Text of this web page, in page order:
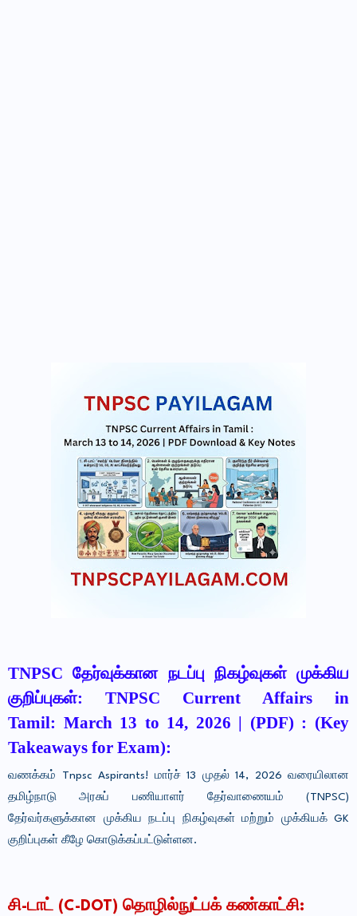
TNPSC தேர்வுக்கான நடப்பு நிகழ்வுகள் முக்கிய
குறிப்புகள்: TNPSC Current Affairs in
Tamil: March 13 to 14, 2026 | (PDF) : (Key
Takeaways for Exam):
வணக்கம் Tnpsc Aspirants! மார்ச் 13 முதல் 14, 2026 வரையிலான
தமிழ்நாடு அரசுப் பணியாளர் தேர்வாணையம் (TNPSC)
தேர்வர்களுக்கான முக்கிய நடப்பு நிகழ்வுகள் மற்றும் முக்கியக் GK
குறிப்புகள் கீழே கொடுக்கப்பட்டுள்ளன.
சி-டாட் (C-DOT) தொழில்நுட்பக் கண்காட்சி: